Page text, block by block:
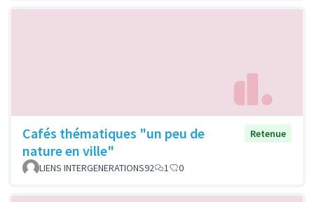
Cafés thématiques "un peu de
nature en ville"
Retenue
LIENS INTERGENERATIONS92 1 0